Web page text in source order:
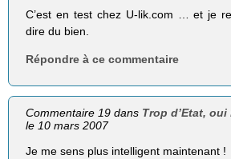
C’est en test chez U-lik.com … et je
dire du bien.
Répondre à ce commentaire
Commentaire 19 dans Trop d’Etat,
le 10 mars 2007
Je me sens plus intelligent maintenant !